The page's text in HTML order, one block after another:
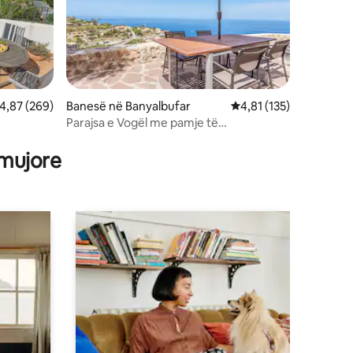
mesatar 4,87 nga 5, 269 vlerësime
4,87 (269)
Banesë në Banyalbufar Vlerësimi mesatar
4,81 (135)
Parajsa e Vogël me pamje të